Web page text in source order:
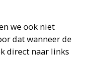
we ook niet
dat wanneer de
direct naar links